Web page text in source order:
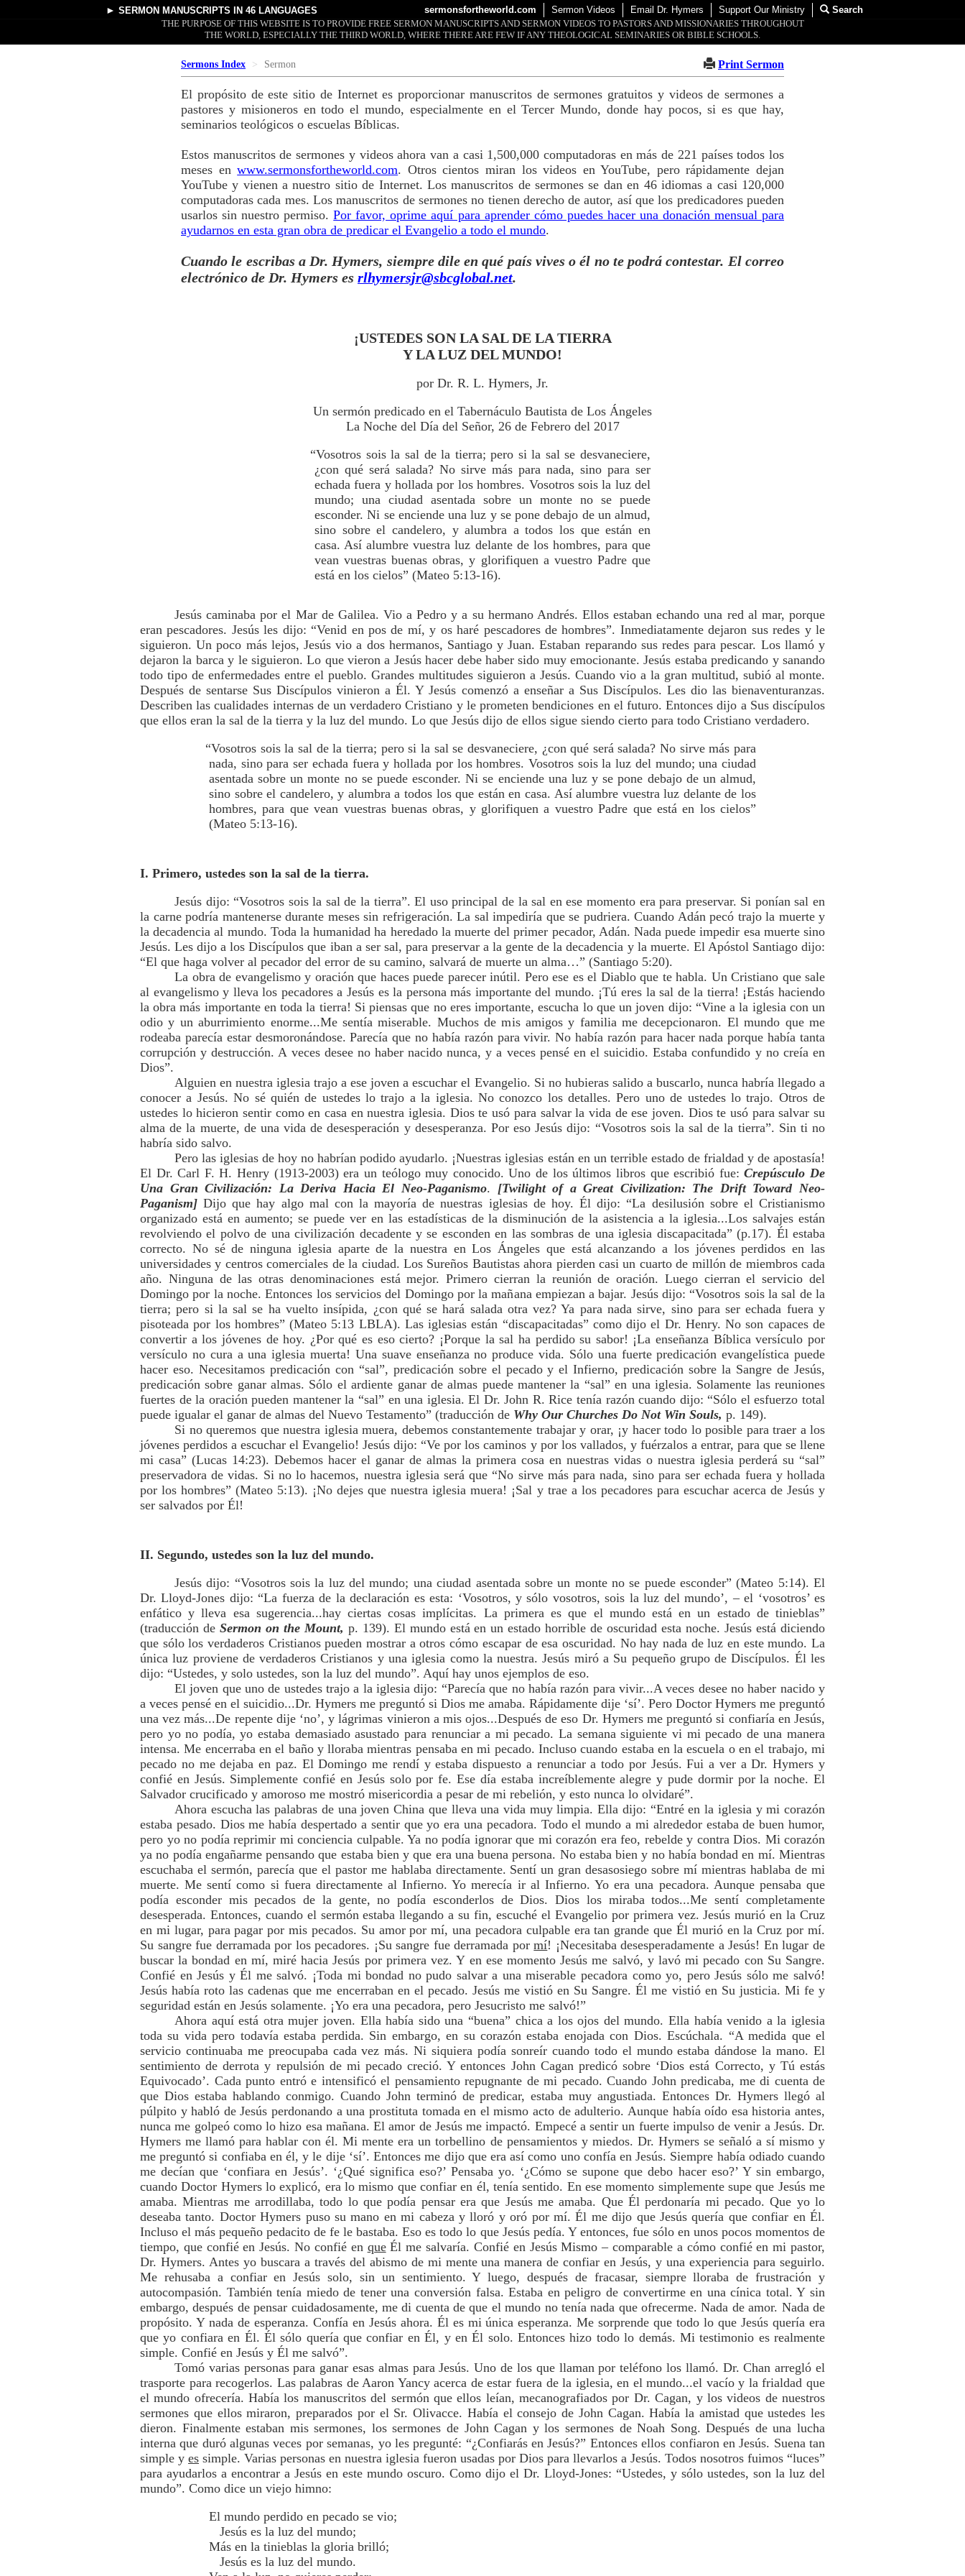
► SERMON MANUSCRIPTS IN 46 LANGUAGES sermonsfortheworld.com Sermon Videos Email Dr. Hymers Support Our Ministry
Search
THE PURPOSE OF THIS WEBSITE IS TO PROVIDE FREE SERMON MANUSCRIPTS AND SERMON VIDEOS TO PASTORS AND MISSIONARIES THROUGHOUT
THE WORLD, ESPECIALLY THE THIRD WORLD, WHERE THERE ARE FEW IF ANY THEOLOGICAL SEMINARIES OR BIBLE SCHOOLS.
Sermons Index Sermon Print Sermon
El propósito de este sitio de Internet es proporcionar manuscritos de sermones gratuitos y videos de sermones a
pastores y misioneros en todo el mundo, especialmente en el Tercer Mundo, donde hay pocos, si es que hay,
seminarios teológicos o escuelas Bíblicas.
Estos manuscritos de sermones y videos ahora van a casi 1,500,000 computadoras en más de 221 países todos los
meses enwww.sermonsfortheworld.com. Otros cientos miran los videos en YouTube, pero rápidamente dejan
YouTube y vienen a nuestro sitio de Internet. Los manuscritos de sermones se dan en 46 idiomas a casi 120,000
computadoras cada mes. Los manuscritos de sermones no tienen derecho de autor, así que los predicadores pueden
usarlos sin nuestro permiso.Por favor, oprime aquí para aprender cómo puedes hacer una donación mensual para
ayudarnos en esta gran obra de predicar el Evangelio a todo el mundo.
Cuando le escribas a Dr. Hymers, siempre dile en qué país vives o él no te podrá contestar. El correo
electrónico de Dr. Hymers es rlhymersjr@sbcglobal.net.
¡USTEDES SON LA SAL DE LA TIERRA
Y LA LUZ DEL MUNDO!
por Dr. R. L. Hymers, Jr.
Un sermón predicado en el Tabernáculo Bautista de Los Ángeles
La Noche del Día del Señor, 26 de Febrero del 2017
“Vosotros sois la sal de la tierra; pero si la sal se desvaneciere,
¿con qué será salada? No sirve más para nada, sino para ser
echada fuera y hollada por los hombres. Vosotros sois la luz del
mundo; una ciudad asentada sobre un monte no se puede
esconder. Ni se enciende una luz y se pone debajo de un almud,
sino sobre el candelero, y alumbra a todos los que están en
casa. Así alumbre vuestra luz delante de los hombres, para que
vean vuestras buenas obras, y glorifiquen a vuestro Padre que
está en los cielos” (Mateo 5:13-16).
Jesús caminaba por el Mar de Galilea. Vio a Pedro y a su hermano Andrés. Ellos estaban echando una red al mar, porque
eran pescadores. Jesús les dijo: “Venid en pos de mí, y os haré pescadores de hombres”. Inmediatamente dejaron sus redes y le
siguieron. Un poco más lejos, Jesús vio a dos hermanos, Santiago y Juan. Estaban reparando sus redes para pescar. Los llamó y
dejaron la barca y le siguieron. Lo que vieron a Jesús hacer debe haber sido muy emocionante. Jesús estaba predicando y sanando
todo tipo de enfermedades entre el pueblo. Grandes multitudes siguieron a Jesús. Cuando vio a la gran multitud, subió al monte.
Después de sentarse Sus Discípulos vinieron a Él. Y Jesús comenzó a enseñar a Sus Discípulos. Les dio las bienaventuranzas.
Describen las cualidades internas de un verdadero Cristiano y le prometen bendiciones en el futuro. Entonces dijo a Sus discípulos
que ellos eran la sal de la tierra y la luz del mundo. Lo que Jesús dijo de ellos sigue siendo cierto para todo Cristiano verdadero.
“Vosotros sois la sal de la tierra; pero si la sal se desvaneciere, ¿con qué será salada? No sirve más para
nada, sino para ser echada fuera y hollada por los hombres. Vosotros sois la luz del mundo; una ciudad
asentada sobre un monte no se puede esconder. Ni se enciende una luz y se pone debajo de un almud,
sino sobre el candelero, y alumbra a todos los que están en casa. Así alumbre vuestra luz delante de los
hombres, para que vean vuestras buenas obras, y glorifiquen a vuestro Padre que está en los cielos”
(Mateo 5:13-16).
I. Primero, ustedes son la sal de la tierra.
Jesús dijo: “Vosotros sois la sal de la tierra”. El uso principal de la sal en ese momento era para preservar. Si ponían sal en
la carne podría mantenerse durante meses sin refrigeración. La sal impediría que se pudriera. Cuando Adán pecó trajo la muerte y
la decadencia al mundo. Toda la humanidad ha heredado la muerte del primer pecador, Adán. Nada puede impedir esa muerte sino
Jesús. Les dijo a los Discípulos que iban a ser sal, para preservar a la gente de la decadencia y la muerte. El Apóstol Santiago dijo:
“El que haga volver al pecador del error de su camino, salvará de muerte un alma…” (Santiago 5:20).
La obra de evangelismo y oración que haces puede parecer inútil. Pero ese es el Diablo que te habla. Un Cristiano que sale
al evangelismo y lleva los pecadores a Jesús es la persona más importante del mundo. ¡Tú eres la sal de la tierra! ¡Estás haciendo
la obra más importante en toda la tierra! Si piensas que no eres importante, escucha lo que un joven dijo: “Vine a la iglesia con un
odio y un aburrimiento enorme...Me sentía miserable. Muchos de mis amigos y familia me decepcionaron. El mundo que me
rodeaba parecía estar desmoronándose. Parecía que no había razón para vivir. No había razón para hacer nada porque había tanta
corrupción y destrucción. A veces desee no haber nacido nunca, y a veces pensé en el suicidio. Estaba confundido y no creía en
Dios”.
Alguien en nuestra iglesia trajo a ese joven a escuchar el Evangelio. Si no hubieras salido a buscarlo, nunca habría llegado a
conocer a Jesús. No sé quién de ustedes lo trajo a la iglesia. No conozco los detalles. Pero uno de ustedes lo trajo. Otros de
ustedes lo hicieron sentir como en casa en nuestra iglesia. Dios te usó para salvar la vida de ese joven. Dios te usó para salvar su
alma de la muerte, de una vida de desesperación y desesperanza. Por eso Jesús dijo: “Vosotros sois la sal de la tierra”. Sin ti no
habría sido salvo.
Pero las iglesias de hoy no habrían podido ayudarlo. ¡Nuestras iglesias están en un terrible estado de frialdad y de apostasía!
El Dr. Carl F. H. Henry (1913-2003) era un teólogo muy conocido. Uno de los últimos libros que escribió fue:Crepúsculo De
Una Gran Civilización: La Deriva Hacia El Neo-Paganismo. [Twilight of a Great Civilization: The Drift Toward Neo-
Paganism] Dijo que hay algo mal con la mayoría de nuestras iglesias de hoy. Él dijo: “La desilusión sobre el Cristianismo
organizado está en aumento; se puede ver en las estadísticas de la disminución de la asistencia a la iglesia...Los salvajes están
revolviendo el polvo de una civilización decadente y se esconden en las sombras de una iglesia discapacitada” (p.17). Él estaba
correcto. No sé de ninguna iglesia aparte de la nuestra en Los Ángeles que está alcanzando a los jóvenes perdidos en las
universidades y centros comerciales de la ciudad. Los Sureños Bautistas ahora pierden casi un cuarto de millón de miembros cada
año. Ninguna de las otras denominaciones está mejor. Primero cierran la reunión de oración. Luego cierran el servicio del
Domingo por la noche. Entonces los servicios del Domingo por la mañana empiezan a bajar. Jesús dijo: “Vosotros sois la sal de la
tierra; pero si la sal se ha vuelto insípida, ¿con qué se hará salada otra vez? Ya para nada sirve, sino para ser echada fuera y
pisoteada por los hombres” (Mateo 5:13 LBLA). Las iglesias están “discapacitadas” como dijo el Dr. Henry. No son capaces de
convertir a los jóvenes de hoy. ¿Por qué es eso cierto? ¡Porque la sal ha perdido su sabor! ¡La enseñanza Bíblica versículo por
versículo no cura a una iglesia muerta! Una suave enseñanza no produce vida. Sólo una fuerte predicación evangelística puede
hacer eso. Necesitamos predicación con “sal”, predicación sobre el pecado y el Infierno, predicación sobre la Sangre de Jesús,
predicación sobre ganar almas. Sólo el ardiente ganar de almas puede mantener la “sal” en una iglesia. Solamente las reuniones
fuertes de la oración pueden mantener la “sal” en una iglesia. El Dr. John R. Rice tenía razón cuando dijo: “Sólo el esfuerzo total
puede igualar el ganar de almas del Nuevo Testamento” (traducción de Why Our Churches Do Not Win Souls, p. 149).
Si no queremos que nuestra iglesia muera, debemos constantemente trabajar y orar, ¡y hacer todo lo posible para traer a los
jóvenes perdidos a escuchar el Evangelio! Jesús dijo: “Ve por los caminos y por los vallados, y fuérzalos a entrar, para que se llene
mi casa” (Lucas 14:23). Debemos hacer el ganar de almas la primera cosa en nuestras vidas o nuestra iglesia perderá su “sal”
preservadora de vidas. Si no lo hacemos, nuestra iglesia será que “No sirve más para nada, sino para ser echada fuera y hollada
por los hombres” (Mateo 5:13). ¡No dejes que nuestra iglesia muera! ¡Sal y trae a los pecadores para escuchar acerca de Jesús y
ser salvados por Él!
II. Segundo, ustedes son la luz del mundo.
Jesús dijo: “Vosotros sois la luz del mundo; una ciudad asentada sobre un monte no se puede esconder” (Mateo 5:14). El
Dr. Lloyd-Jones dijo: “La fuerza de la declaración es esta: ‘Vosotros, y sólo vosotros, sois la luz del mundo’, – el ‘vosotros’ es
enfático y lleva esa sugerencia...hay ciertas cosas implícitas. La primera es que el mundo está en un estado de tinieblas”
(traducción de Sermon on the Mount, p. 139). El mundo está en un estado horrible de oscuridad esta noche. Jesús está diciendo
que sólo los verdaderos Cristianos pueden mostrar a otros cómo escapar de esa oscuridad. No hay nada de luz en este mundo. La
única luz proviene de verdaderos Cristianos y una iglesia como la nuestra. Jesús miró a Su pequeño grupo de Discípulos. Él les
dijo: “Ustedes, y solo ustedes, son la luz del mundo”. Aquí hay unos ejemplos de eso.
El joven que uno de ustedes trajo a la iglesia dijo: “Parecía que no había razón para vivir...A veces desee no haber nacido y
a veces pensé en el suicidio...Dr. Hymers me preguntó si Dios me amaba. Rápidamente dije ‘sí’. Pero Doctor Hymers me preguntó
una vez más...De repente dije ‘no’, y lágrimas vinieron a mis ojos...Después de eso Dr. Hymers me preguntó si confiaría en Jesús,
pero yo no podía, yo estaba demasiado asustado para renunciar a mi pecado. La semana siguiente vi mi pecado de una manera
intensa. Me encerraba en el baño y lloraba mientras pensaba en mi pecado. Incluso cuando estaba en la escuela o en el trabajo, mi
pecado no me dejaba en paz. El Domingo me rendí y estaba dispuesto a renunciar a todo por Jesús. Fui a ver a Dr. Hymers y
confié en Jesús. Simplemente confié en Jesús solo por fe. Ese día estaba increíblemente alegre y pude dormir por la noche. El
Salvador crucificado y amoroso me mostró misericordia a pesar de mi rebelión, y esto nunca lo olvidaré”.
Ahora escucha las palabras de una joven China que lleva una vida muy limpia. Ella dijo: “Entré en la iglesia y mi corazón
estaba pesado. Dios me había despertado a sentir que yo era una pecadora. Todo el mundo a mi alrededor estaba de buen humor,
pero yo no podía reprimir mi conciencia culpable. Ya no podía ignorar que mi corazón era feo, rebelde y contra Dios. Mi corazón
ya no podía engañarme pensando que estaba bien y que era una buena persona. No estaba bien y no había bondad en mí. Mientras
escuchaba el sermón, parecía que el pastor me hablaba directamente. Sentí un gran desasosiego sobre mí mientras hablaba de mi
muerte. Me sentí como si fuera directamente al Infierno. Yo merecía ir al Infierno. Yo era una pecadora. Aunque pensaba que
podía esconder mis pecados de la gente, no podía esconderlos de Dios. Dios los miraba todos...Me sentí completamente
desesperada. Entonces, cuando el sermón estaba llegando a su fin, escuché el Evangelio por primera vez. Jesús murió en la Cruz
en mi lugar, para pagar por mis pecados. Su amor por mí, una pecadora culpable era tan grande que Él murió en la Cruz por mí.
Su sangre fue derramada por los pecadores. ¡Su sangre fue derramada pormí! ¡Necesitaba desesperadamente a Jesús! En lugar de
buscar la bondad en mí, miré hacia Jesús por primera vez. Y en ese momento Jesús me salvó, y lavó mi pecado con Su Sangre.
Confié en Jesús y Él me salvó. ¡Toda mi bondad no pudo salvar a una miserable pecadora como yo, pero Jesús sólo me salvó!
Jesús había roto las cadenas que me encerraban en el pecado. Jesús me vistió en Su Sangre. Él me vistió en Su justicia. Mi fe y
seguridad están en Jesús solamente. ¡Yo era una pecadora, pero Jesucristo me salvó!”
Ahora aquí está otra mujer joven. Ella había sido una “buena” chica a los ojos del mundo. Ella había venido a la iglesia
toda su vida pero todavía estaba perdida. Sin embargo, en su corazón estaba enojada con Dios. Escúchala. “A medida que el
servicio continuaba me preocupaba cada vez más. Ni siquiera podía sonreír cuando todo el mundo estaba dándose la mano. El
sentimiento de derrota y repulsión de mi pecado creció. Y entonces John Cagan predicó sobre ‘Dios está Correcto, y Tú estás
Equivocado’. Cada punto entró e intensificó el pensamiento repugnante de mi pecado. Cuando John predicaba, me di cuenta de
que Dios estaba hablando conmigo. Cuando John terminó de predicar, estaba muy angustiada. Entonces Dr. Hymers llegó al
púlpito y habló de Jesús perdonando a una prostituta tomada en el mismo acto de adulterio. Aunque había oído esa historia antes,
nunca me golpeó como lo hizo esa mañana. El amor de Jesús me impactó. Empecé a sentir un fuerte impulso de venir a Jesús. Dr.
Hymers me llamó para hablar con él. Mi mente era un torbellino de pensamientos y miedos. Dr. Hymers se señaló a sí mismo y
me preguntó si confiaba en él, y le dije ‘sí’. Entonces me dijo que era así como uno confía en Jesús. Siempre había odiado cuando
me decían que ‘confiara en Jesús’. ‘¿Qué significa eso?’ Pensaba yo. ‘¿Cómo se supone que debo hacer eso?’ Y sin embargo,
cuando Doctor Hymers lo explicó, era lo mismo que confiar en él, tenía sentido. En ese momento simplemente supe que Jesús me
amaba. Mientras me arrodillaba, todo lo que podía pensar era que Jesús me amaba. Que Él perdonaría mi pecado. Que yo lo
deseaba tanto. Doctor Hymers puso su mano en mi cabeza y lloró y oró por mí. Él me dijo que Jesús quería que confiar en Él.
Incluso el más pequeño pedacito de fe le bastaba. Eso es todo lo que Jesús pedía. Y entonces, fue sólo en unos pocos momentos de
tiempo, que confié en Jesús. No confié en queÉl me salvaría. Confié en Jesús Mismo – comparable a cómo confié en mi pastor,
Dr. Hymers. Antes yo buscara a través del abismo de mi mente una manera de confiar en Jesús, y una experiencia para seguirlo.
Me rehusaba a confiar en Jesús solo, sin un sentimiento. Y luego, después de fracasar, siempre lloraba de frustración y
autocompasión. También tenía miedo de tener una conversión falsa. Estaba en peligro de convertirme en una cínica total. Y sin
embargo, después de pensar cuidadosamente, me di cuenta de que el mundo no tenía nada que ofrecerme. Nada de amor. Nada de
propósito. Y nada de esperanza. Confía en Jesús ahora. Él es mi única esperanza. Me sorprende que todo lo que Jesús quería era
que yo confiara en Él. Él sólo quería que confiar en Él, y en Él solo. Entonces hizo todo lo demás. Mi testimonio es realmente
simple. Confié en Jesús y Él me salvó”.
Tomó varias personas para ganar esas almas para Jesús. Uno de los que llaman por teléfono los llamó. Dr. Chan arregló el
trasporte para recogerlos. Las palabras de Aaron Yancy acerca de estar fuera de la iglesia, en el mundo...el vacío y la frialdad que
el mundo ofrecería. Había los manuscritos del sermón que ellos leían, mecanografiados por Dr. Cagan, y los videos de nuestros
sermones que ellos miraron, preparados por el Sr. Olivacce. Había el consejo de John Cagan. Había la amistad que ustedes les
dieron. Finalmente estaban mis sermones, los sermones de John Cagan y los sermones de Noah Song. Después de una lucha
interna que duró algunas veces por semanas, yo les pregunté: “¿Confiarás en Jesús?” Entonces ellos confiaron en Jesús. Suena tan
simple y es simple. Varias personas en nuestra iglesia fueron usadas por Dios para llevarlos a Jesús. Todos nosotros fuimos “luces”
para ayudarlos a encontrar a Jesús en este mundo oscuro. Como dijo el Dr. Lloyd-Jones: “Ustedes, y sólo ustedes, son la luz del
mundo”. Como dice un viejo himno:
El mundo perdido en pecado se vio;
Jesús es la luz del mundo;
Más en la tinieblas la gloria brilló;
Jesús es la luz del mundo.